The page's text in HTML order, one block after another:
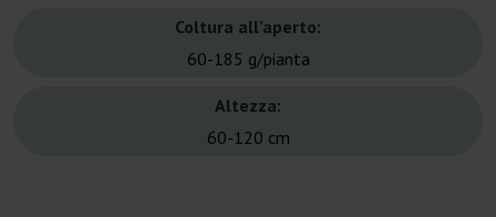
Coltura all'aperto:
60-185 g/pianta
Altezza:
60-120 cm